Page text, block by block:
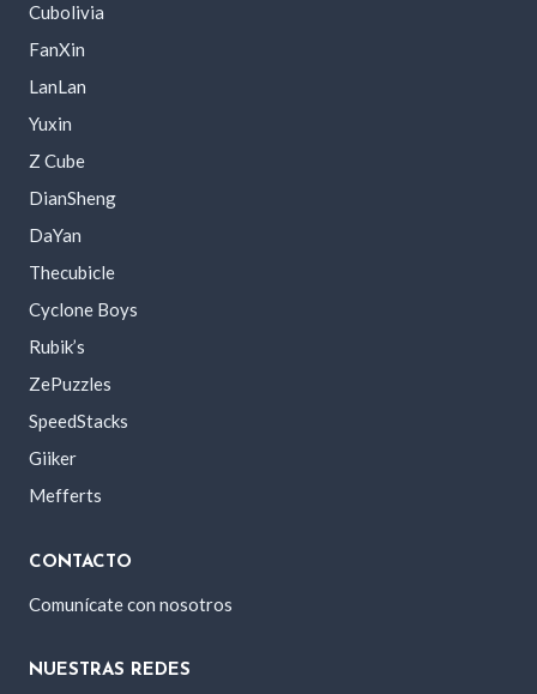
Cubolivia
FanXin
LanLan
Yuxin
Z Cube
DianSheng
DaYan
Thecubicle
Cyclone Boys
Rubik’s
ZePuzzles
SpeedStacks
Giiker
Mefferts
CONTACTO
Comunícate con nosotros
NUESTRAS REDES